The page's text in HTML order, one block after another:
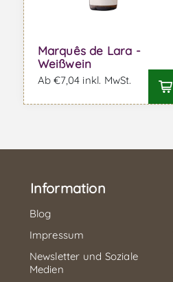
Marquês de Lara -
Weißwein
Ab €7,04 inkl. MwSt.
Information
Blog
Impressum
Newsletter und Soziale
Medien